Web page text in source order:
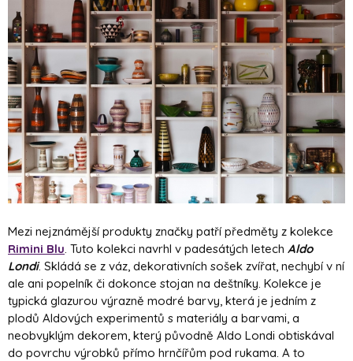
Mezi nejznámější produkty značky patří předměty z kolekce
Rimini Blu . Tuto kolekci navrhl v padesátých letech Aldo
Londi. Skládá se z váz, dekorativních sošek zvířat, nechybí v ní
ale ani popelník či dokonce stojan na deštníky. Kolekce je
typická glazurou výrazně modré barvy, která je jedním z
plodů Aldových experimentů s materiály a barvami, a
neobvyklým dekorem, který původně Aldo Londi obtiskával
do povrchu výrobků přímo hrnčířům pod rukama. A to